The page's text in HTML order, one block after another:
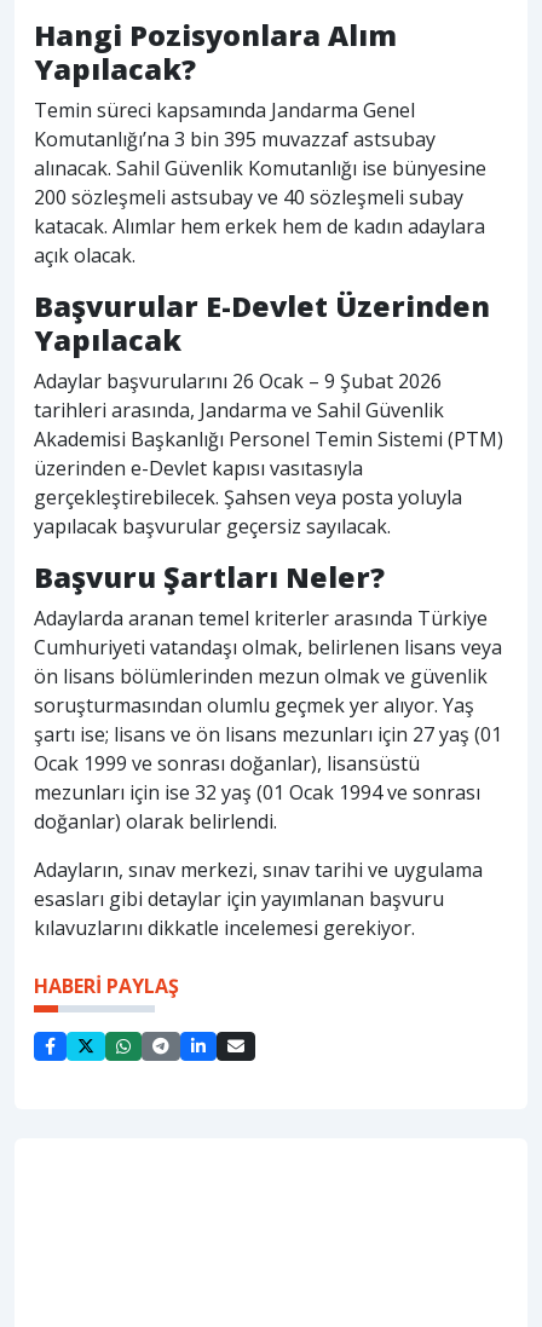
Hangi Pozisyonlara Alım
Yapılacak?
Temin süreci kapsamında Jandarma Genel
Komutanlığı’na 3 bin 395 muvazzaf astsubay
alınacak. Sahil Güvenlik Komutanlığı ise bünyesine
200 sözleşmeli astsubay ve 40 sözleşmeli subay
katacak. Alımlar hem erkek hem de kadın adaylara
açık olacak.
Başvurular E-Devlet Üzerinden
Yapılacak
Adaylar başvurularını 26 Ocak – 9 Şubat 2026
tarihleri arasında, Jandarma ve Sahil Güvenlik
Akademisi Başkanlığı Personel Temin Sistemi (PTM)
üzerinden e-Devlet kapısı vasıtasıyla
gerçekleştirebilecek. Şahsen veya posta yoluyla
yapılacak başvurular geçersiz sayılacak.
Başvuru Şartları Neler?
Adaylarda aranan temel kriterler arasında Türkiye
Cumhuriyeti vatandaşı olmak, belirlenen lisans veya
ön lisans bölümlerinden mezun olmak ve güvenlik
soruşturmasından olumlu geçmek yer alıyor. Yaş
şartı ise; lisans ve ön lisans mezunları için 27 yaş (01
Ocak 1999 ve sonrası doğanlar), lisansüstü
mezunları için ise 32 yaş (01 Ocak 1994 ve sonrası
doğanlar) olarak belirlendi.
Adayların, sınav merkezi, sınav tarihi ve uygulama
esasları gibi detaylar için yayımlanan başvuru
kılavuzlarını dikkatle incelemesi gerekiyor.
HABERİ PAYLAŞ